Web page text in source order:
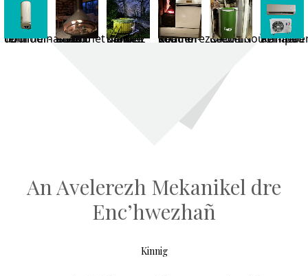
Tommer-dour termodinamek
Oaled koad istribilhet o vont en-dro Bain nordek gant kanol moged diavaez Keginerez koad o vont en-dro Kaoter greunigoù ÖkoFEN Pompad tommder aer-aer
An Avelerezh Mekanikel dre
Enc’hwezhañ
Kinnig